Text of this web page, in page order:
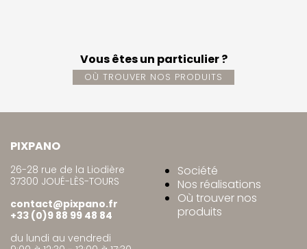
Vous êtes un particulier ?
OÙ TROUVER NOS PRODUITS
PIXPANO
26-28 rue de la Liodière
37300 JOUÉ-LÈS-TOURS
contact@pixpano.fr
+33 (0)9 88 99 48 84
du lundi au vendredi
Société
Nos réalisations
Où trouver nos
produits